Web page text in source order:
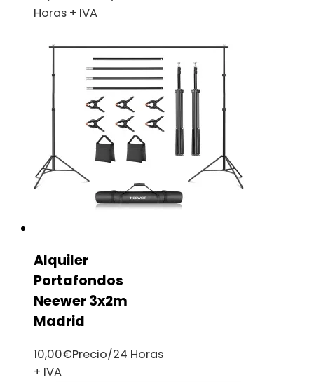
Horas + IVA
Alquiler
Portafondos
Neewer 3x2m
Madrid
10,00€Precio/24 Horas
+ IVA